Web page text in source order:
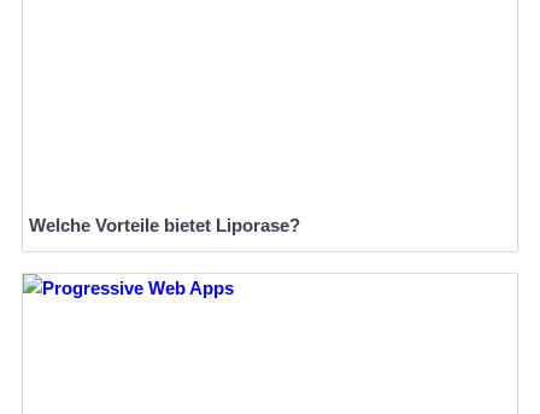
Welche Vorteile bietet Liporase?